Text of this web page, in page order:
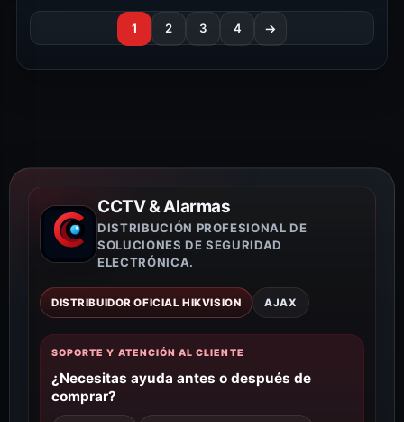
1 2 3 4 →
CCTV & Alarmas
DISTRIBUCIÓN PROFESIONAL DE
SOLUCIONES DE SEGURIDAD
ELECTRÓNICA.
DISTRIBUIDOR OFICIAL HIKVISION AJAX
SOPORTE Y ATENCIÓN AL CLIENTE
¿Necesitas ayuda antes o después de
comprar?